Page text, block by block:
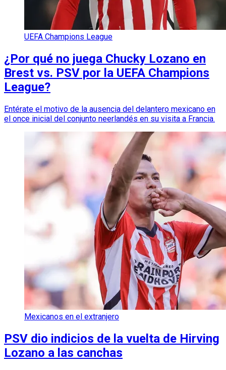
UEFA Champions League
¿Por qué no juega Chucky Lozano en
Brest vs. PSV por la UEFA Champions
League?
Entérate el motivo de la ausencia del delantero mexicano en
el once inicial del conjunto neerlandés en su visita a Francia.
Mexicanos en el extranjero
PSV dio indicios de la vuelta de Hirving
Lozano a las canchas